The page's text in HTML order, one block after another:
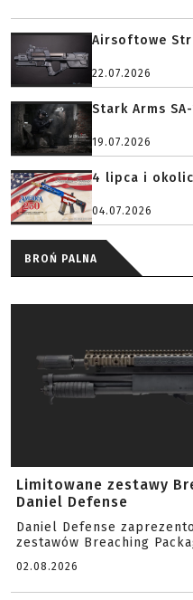
Airsoftowe
22.07.2026
Stark Arms
19.07.2026
4 lipca i
04.07.2026
BROŃ PALNA
Limitowane zestawy
Daniel Defense
Daniel Defense
zestawów Breaching
02.08.2026